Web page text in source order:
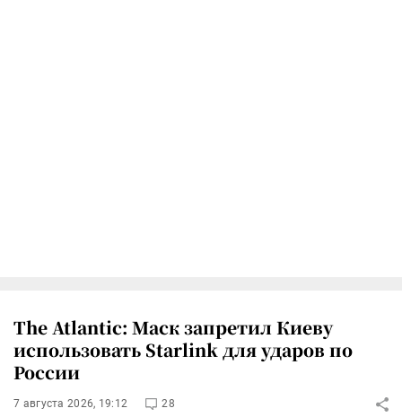
The Atlantic: Маск запретил Киеву
использовать Starlink для ударов по
России
7 августа 2026, 19:12 28